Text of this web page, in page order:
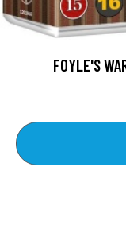
FOYLE'S